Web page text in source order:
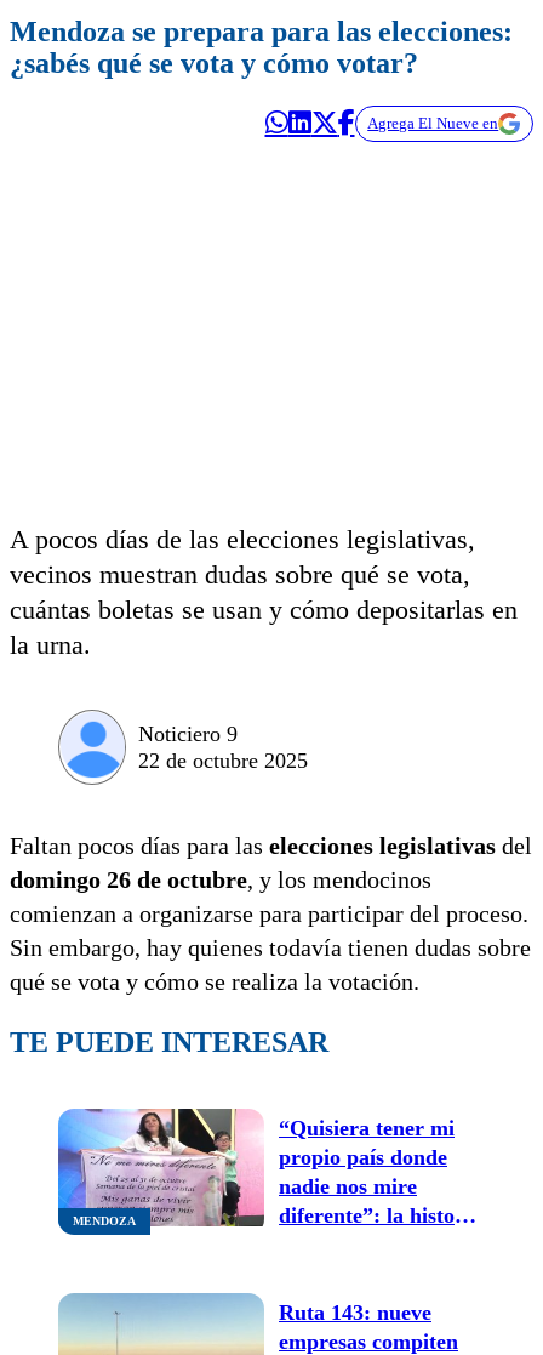
Mendoza se prepara para las elecciones:
¿sabés qué se vota y cómo votar?
Agrega El Nueve en
A pocos días de las elecciones legislativas,
vecinos muestran dudas sobre qué se vota,
cuántas boletas se usan y cómo depositarlas en
la urna.
Noticiero 9
22 de octubre 2025
Faltan pocos días para las elecciones legislativas del
domingo 26 de octubre, y los mendocinos
comienzan a organizarse para participar del proceso.
Sin embargo, hay quienes todavía tienen dudas sobre
qué se vota y cómo se realiza la votación.
TE PUEDE INTERESAR
MENDOZA
“Quisiera tener mi
propio país donde
nadie nos mire
diferente”: la historia
con piel de cristal
Ruta 143: nueve
empresas compiten